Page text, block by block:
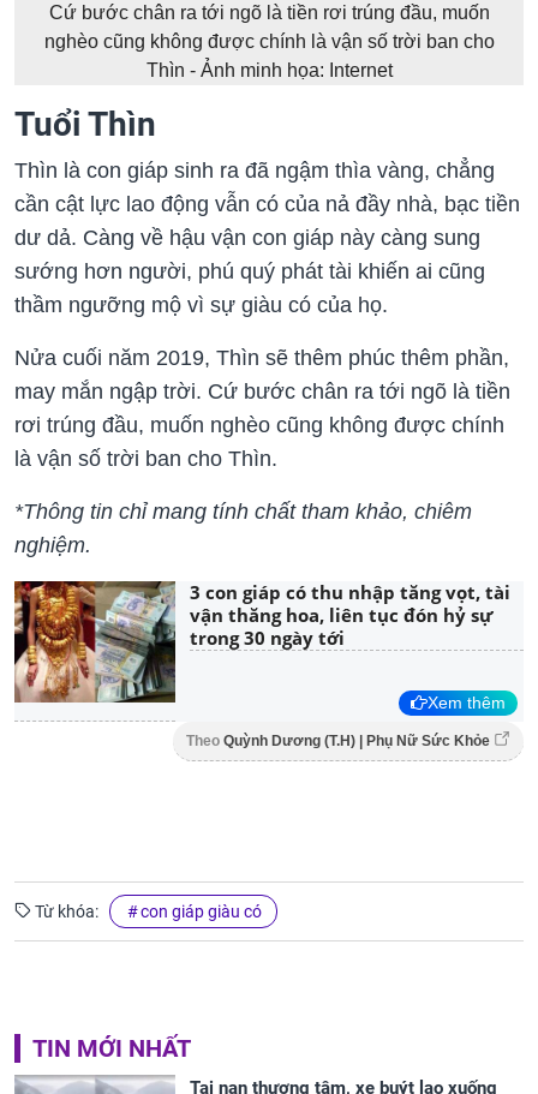
Cứ bước chân ra tới ngõ là tiền rơi trúng đầu, muốn
nghèo cũng không được chính là vận số trời ban cho
Thìn - Ảnh minh họa: Internet
Tuổi Thìn
Thìn là con giáp sinh ra đã ngậm thìa vàng, chẳng
cần cật lực lao động vẫn có của nả đầy nhà, bạc tiền
dư dả. Càng về hậu vận con giáp này càng sung
sướng hơn người, phú quý phát tài khiến ai cũng
thầm ngưỡng mộ vì sự giàu có của họ.
Nửa cuối năm 2019, Thìn sẽ thêm phúc thêm phần,
may mắn ngập trời. Cứ bước chân ra tới ngõ là tiền
rơi trúng đầu, muốn nghèo cũng không được chính
là vận số trời ban cho Thìn.
*Thông tin chỉ mang tính chất tham khảo, chiêm
nghiệm.
3 con giáp có thu nhập tăng vọt, tài
vận thăng hoa, liên tục đón hỷ sự
trong 30 ngày tới
Xem thêm
Theo Quỳnh Dương (T.H) | Phụ Nữ Sức Khỏe
Từ khóa: con giáp giàu có
TIN MỚI NHẤT
Tai nạn thương tâm, xe buýt lao xuống